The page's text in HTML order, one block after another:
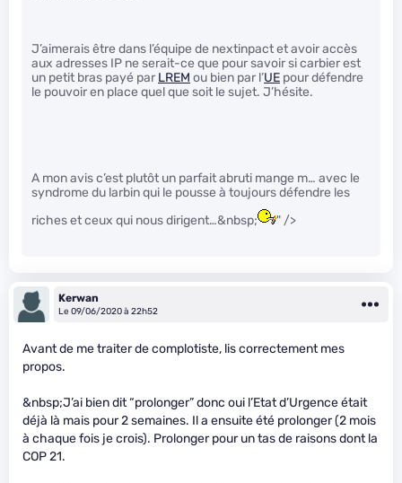
J’aimerais être dans l’équipe de nextinpact et avoir accès
aux adresses IP ne serait-ce que pour savoir si carbier est
un petit bras payé par LREM ou bien par l’UE pour défendre
le pouvoir en place quel que soit le sujet. J’hésite.
A mon avis c’est plutôt un parfait abruti mange m… avec le
syndrome du larbin qui le pousse à toujours défendre les
riches et ceux qui nous dirigent…&nbsp;
" />
Kerwan
Le 09/06/2020 à 22h52
Avant de me traiter de complotiste, lis correctement mes
propos.
&nbsp;J’ai bien dit “prolonger” donc oui l’Etat d’Urgence était
déjà là mais pour 2 semaines. Il a ensuite été prolonger (2 mois
à chaque fois je crois). Prolonger pour un tas de raisons dont la
COP 21.